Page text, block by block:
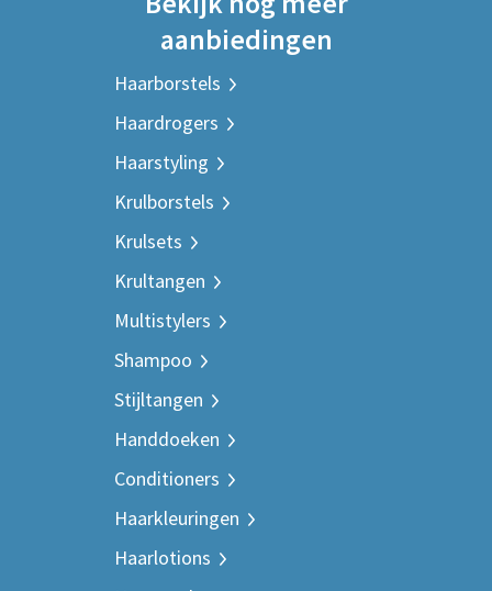
aanbiedingen
Haarborstels
Haardrogers
Haarstyling
Krulborstels
Krulsets
Krultangen
Multistylers
Shampoo
Stijltangen
Handdoeken
Conditioners
Haarkleuringen
Haarlotions